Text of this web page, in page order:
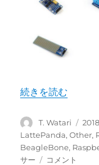
“Sensors Pack
続きを読む
投
稿
者
T. Watari
投
稿
日:
LattePanda,Other,
BeagleBone,
サー
Sensors
コメント